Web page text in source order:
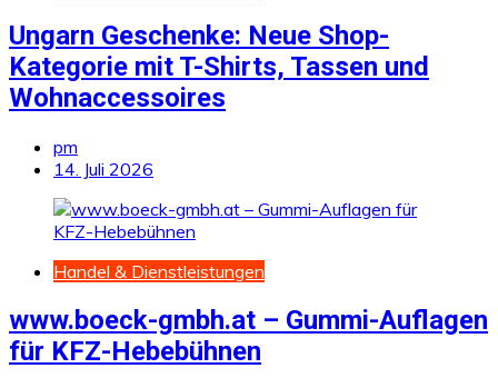
Ungarn Geschenke: Neue Shop-
Kategorie mit T-Shirts, Tassen und
Wohnaccessoires
pm
14. Juli 2026
Handel & Dienstleistungen
www.boeck-gmbh.at – Gummi-Auflagen
für KFZ-Hebebühnen